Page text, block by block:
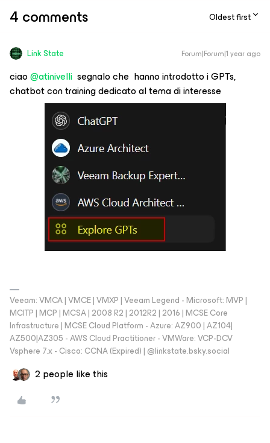
4 comments Oldest first
Link State Forum|Forum|1 year ago
ciao ​@atinivelli segnalo che hanno introdotto i GPTs,
chatbot con training dedicato al tema di interesse
Veeam: VMCA | VMCE | VMXP | Veeam Legend - Microsoft: MVP |
MCITP | MCP | MCSA | 2008 R2 | 2012R2 | 2016 | MCSE Core
Infrastructure | MCSE Cloud Platform - Azure: AZ900 | AZ104|
AZ500|AZ305 - AWS Cloud Practitioner - VMWare: VCP-DCV
Vsphere 7.x - Cisco: CCNA (Expired) | ‪@linkstate.bsky.social‬
2 people like this